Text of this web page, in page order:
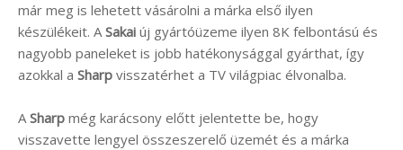
már meg is lehetett vásárolni a márka első ilyen
készülékeit. ASakai új gyártóüzeme ilyen 8K felbontású és
nagyobb paneleket is jobb hatékonysággal gyárthat, így
azokkal a Sharp visszatérhet a TV világpiac élvonalba.
ASharp még karácsony előtt jelentette be, hogy
visszavette lengyel összeszerelő üzemét és a márka